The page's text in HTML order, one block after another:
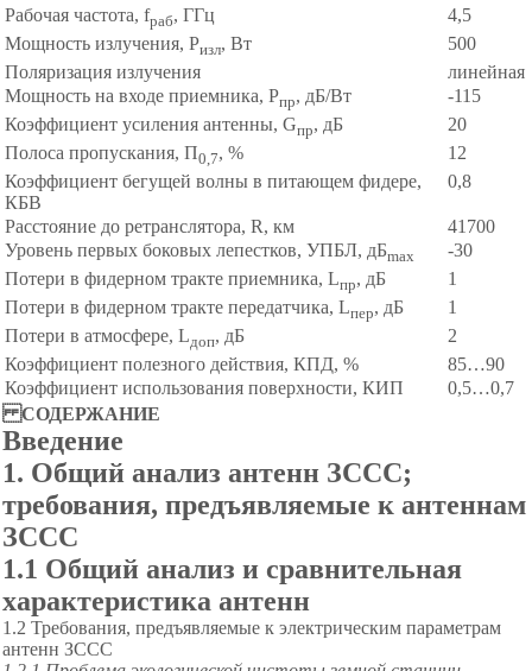
Рабочая частота, fраб, ГГц
4,5
Мощность излучения, Pизл, Вт
500
Поляризация излучения
линейная
Мощность на входе приемника, Pпр, дБ/Вт
-115
Коэффициент усиления антенны, Gпр, дБ
20
Полоса пропускания, П0,7, %
12
Коэффициент бегущей волны в питающем фидере,
КБВ
0,8
Расстояние до ретранслятора, R, км
41700
Уровень первых боковых лепестков, УПБЛ, дБmax
-30
Потери в фидерном тракте приемника, Lпр, дБ
1
Потери в фидерном тракте передатчика, Lпер, дБ
1
Потери в атмосфере, Lдоп, дБ
2
Коэффициент полезного действия, КПД, %
85…90
Коэффициент использования поверхности, КИП
0,5…0,7
СОДЕРЖАНИЕ
Введение
1. Общий анализ антенн ЗССС;
требования, предъявляемые к антеннам
ЗССС
1.1 Общий анализ и сравнительная
характеристика антенн
1.2 Требования, предъявляемые к электрическим параметрам
антенн ЗССС